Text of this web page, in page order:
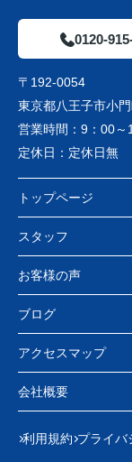
0120-
〒192-0054
東京都八王子市小
営業時間： 9：00～
定休日： 定休日無
トップページ
スタッフ
お客様の声
ブログ
アクセスマップ
会社概要
利用規約 プライバ